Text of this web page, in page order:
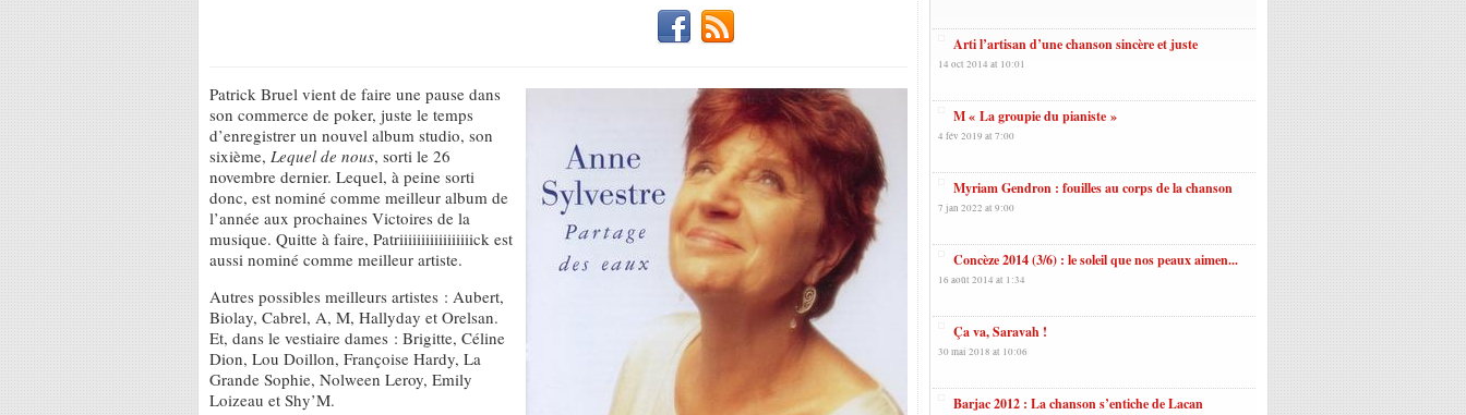
Patrick Bruel vient de faire une pause dans
son commerce de poker, juste le temps
d’enregistrer un nouvel album studio, son
sixième, Lequel de nous, sorti le 26
novembre dernier. Lequel, à peine sorti
donc, est nominé comme meilleur album de
l’année aux prochaines Victoires de la
musique. Quitte à faire, Patriiiiiiiiiiiiiiiiick est
aussi nominé comme meilleur artiste.
Autres possibles meilleurs artistes : Aubert,
Biolay, Cabrel, A, M, Hallyday et Orelsan.
Et, dans le vestiaire dames : Brigitte, Céline
Dion, Lou Doillon, Françoise Hardy, La
Grande Sophie, Nolween Leroy, Emily
Loizeau et Shy’M.
Arti l’artisan d’une chanson sincère et juste
14 oct 2014 at 10:01
M « La groupie du pianiste »
4 fév 2019 at 7:00
Myriam Gendron : fouilles au corps de la chanson
7 jan 2022 at 9:00
Concèze 2014 (3/6) : le soleil que nos peaux aimen...
16 août 2014 at 1:34
Ça va, Saravah !
30 mai 2018 at 10:06
Barjac 2012 : La chanson s’entiche de Lacan